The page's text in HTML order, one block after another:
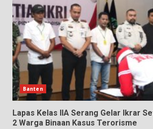
Banten
Lapas Kelas IIA Serang Gelar Ikrar
2 Warga Binaan Kasus Terorisme